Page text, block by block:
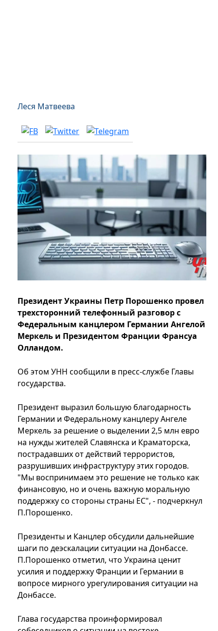
Леся Матвеева
Президент Украины Петр Порошенко провел
трехсторонний телефонный разговор с
Федеральным канцлером Германии Ангелой
Меркель и Президентом Франции Франсуа
Олландом.
Об этом УНН сообщили в пресс-службе Главы
государства.
Президент выразил большую благодарность
Германии и Федеральному канцлеру Ангеле
Меркель за решение о выделении 2,5 млн евро
на нужды жителей Славянска и Краматорска,
пострадавших от действий террористов,
разрушивших инфраструктуру этих городов.
"Мы воспринимаем это решение не только как
финансовую, но и очень важную моральную
поддержку со стороны страны ЕС", - подчеркнул
П.Порошенко.
Президенты и Канцлер обсудили дальнейшие
шаги по деэскалации ситуации на Донбассе.
П.Порошенко отметил, что Украина ценит
усилия и поддержку Франции и Германии в
вопросе мирного урегулирования ситуации на
Донбассе.
Глава государства проинформировал